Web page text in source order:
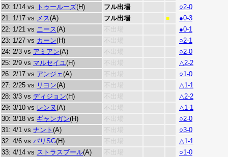
20: 1/14 vs トゥールーズ(H) フル出場
○2-0
21: 1/17 vs メス(A) フル出場 ■
●0-3
22: 1/21 vs ニース(A) 不出場
●0-1
23: 1/27 vs カーン(H) 不出場
○2-1
24: 2/3 vs アミアン(A) 不出場
○2-0
25: 2/9 vs マルセイユ(H) 不出場
△2-2
26: 2/17 vs アンジェ(A) 不出場
○1-0
27: 2/25 vs リヨン(A) 不出場
△1-1
28: 3/3 vs ディジョン(H) 不出場
△2-2
29: 3/10 vs レンヌ(A) 不出場
△1-1
30: 3/18 vs ギャンガン(H) 不出場
○2-0
31: 4/1 vs ナント (A) 不出場
○3-0
32: 4/6 vs パリSG(H) 不出場
△1-1
33: 4/14 vs ストラスブール(A) 不出場
○1-0